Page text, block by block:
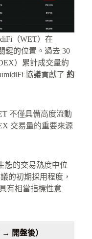
（WET）在
鍵的位置。過去 30
）累計成交量約
協議貢獻了 約
不僅具備高度流動
交易量的重要來源
態的交易熱度中位
的初期採用程度，
有相當指標性意
開盤後）